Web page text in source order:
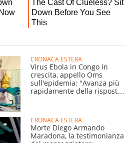
CRONACA ESTERA
Virus Ebola in Congo in
crescita, appello Oms
sull'epidemia: "Avanza più
rapidamente della risposta
CRONACA ESTERA
Morte Diego Armando
Maradona, la testimonianza